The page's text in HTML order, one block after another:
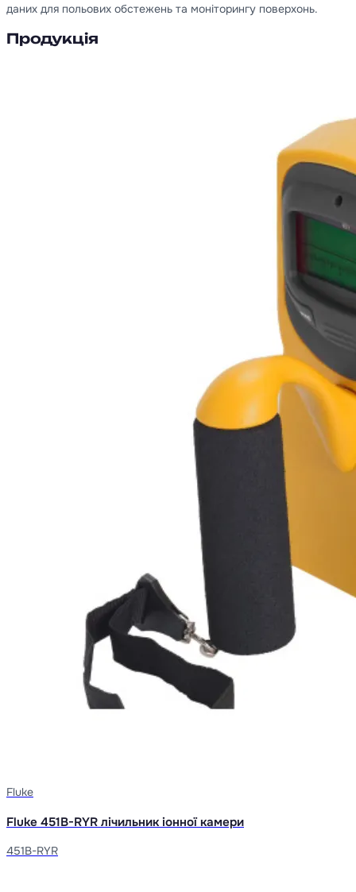
даних для польових обстежень та моніторингу поверхонь.
Продукція
Fluke
Fluke 451B-RYR лічильник іонної камери
451B-RYR